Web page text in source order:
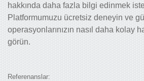
hakkında daha fazla bilgi edinmek
Platformumuzu ücretsiz deneyin ve
operasyonlarınızın nasıl daha kolay
görün.
Referenanslar: